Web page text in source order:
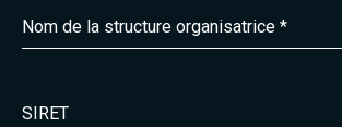
Nom de la structure organisatrice *
SIRET